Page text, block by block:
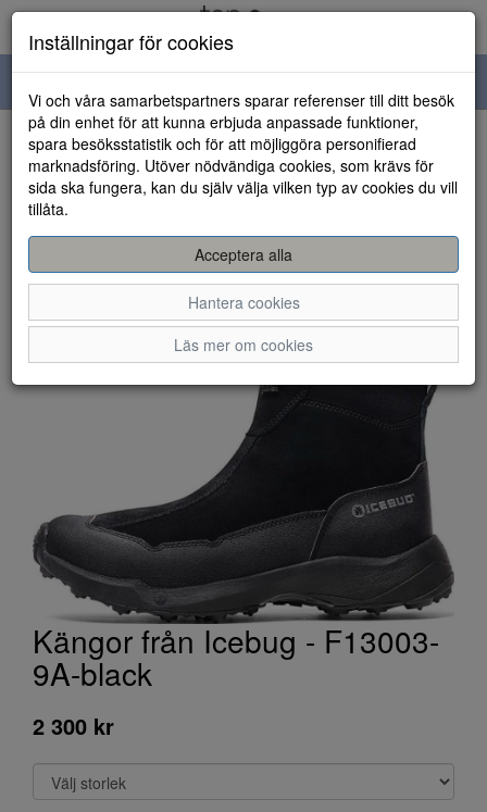
navigation
HEM
Kängor från Icebug - F13003-
9A-black
2 300 kr
Inställningar för cookies
Vi och våra samarbetspartners sparar referenser till ditt besök
på din enhet för att kunna erbjuda anpassade funktioner,
spara besöksstatistik och för att möjliggöra personifierad
marknadsföring. Utöver nödvändiga cookies, som krävs för
sida ska fungera, kan du själv välja vilken typ av cookies du vill
tillåta.
Acceptera alla
Hantera cookies
Läs mer om cookies